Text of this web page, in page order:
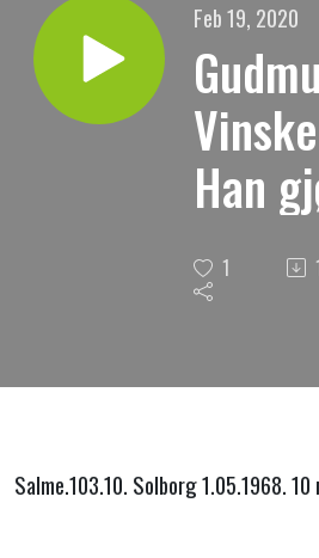
Feb 19, 2020
Han
ikke
oss
1
Salme.103.10. Solborg 1.05.1968. 10